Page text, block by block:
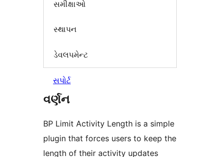
સમીક્ષાઓ
સ્થાપન
ડેવલપમેન્ટ
સપોર્ટ
વર્ણન
BP Limit Activity Length is a simple
plugin that forces users to keep the
length of their activity updates